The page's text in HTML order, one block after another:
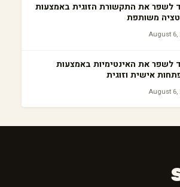
לשפר את התקשורת הזוגית באמצעות
משותפת
August 6,
לשפר את האינטימיות באמצעות
אישית וזוגית
August 6,